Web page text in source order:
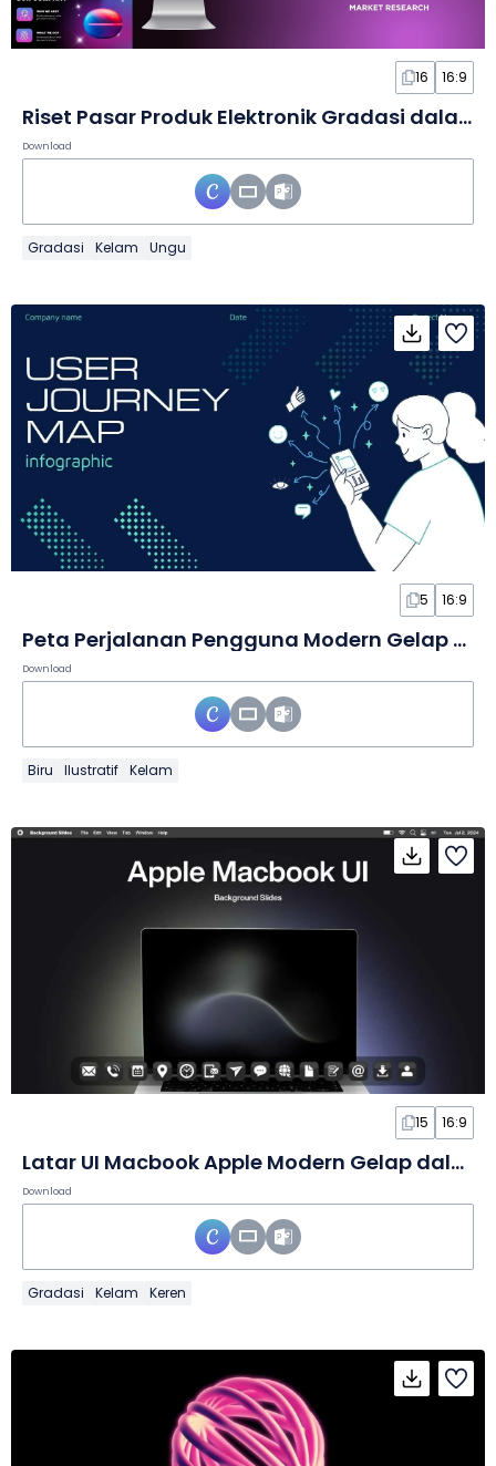
16 16:9
Riset Pasar Produk Elektronik Gradasi dalam Slide
Download
Gradasi Kelam Ungu
5 16:9
Peta Perjalanan Pengguna Modern Gelap dalam Infografis
Download
Biru Ilustratif Kelam
15 16:9
Latar UI Macbook Apple Modern Gelap dalam Slide
Download
Gradasi Kelam Keren